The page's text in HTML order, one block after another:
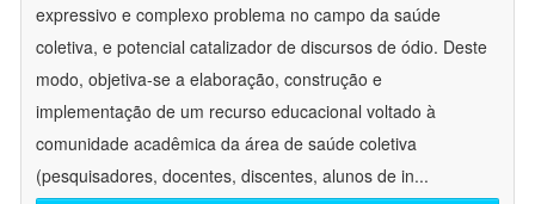
expressivo e complexo problema no campo da saúde
coletiva, e potencial catalizador de discursos de ódio. Deste
modo, objetiva-se a elaboração, construção e
implementação de um recurso educacional voltado à
comunidade acadêmica da área de saúde coletiva
(pesquisadores, docentes, discentes, alunos de in...